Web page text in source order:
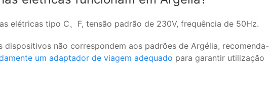
elétricas tipo C、F, tensão padrão de 230V, frequência de 50Hz.
dispositivos não correspondem aos padrões de Argélia, recomenda-
um adaptador de viagem adequado para garantir utilização